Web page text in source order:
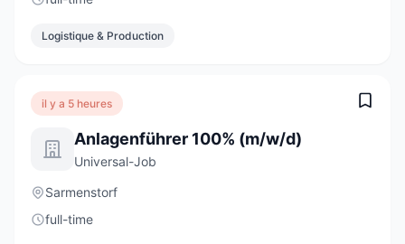
Logistique & Production
il y a 5 heures
Anlagenführer 100% (m/w/d)
Universal-Job
Sarmenstorf
full-time